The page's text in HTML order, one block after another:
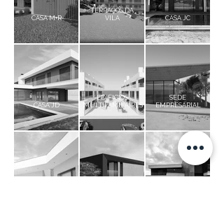
CASA M+R
TERRAÇOS DA
VILA
CASA JC
CASA JD
EDIFICIOS
MULTIFAMILAIRES
SEDE
EMPRESARIAL